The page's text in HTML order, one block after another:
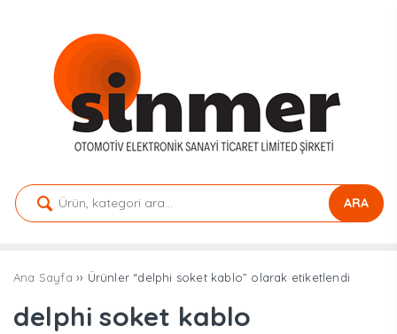
ARA
Ana Sayfa ›› Ürünler “delphi soket kablo” olarak etiketlendi
delphi soket kablo